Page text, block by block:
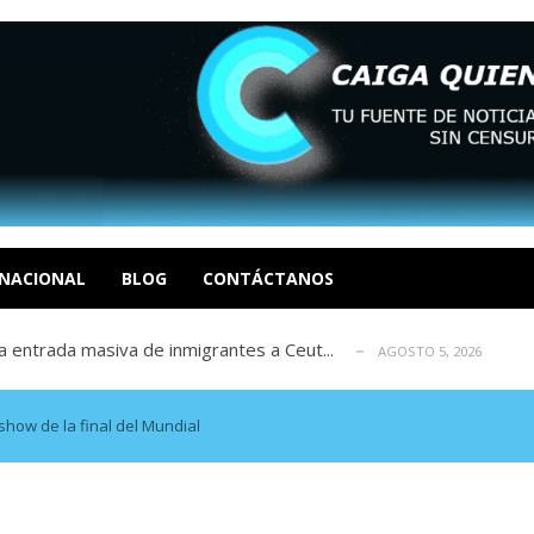
BLOG CONTÁCTANOS
I por la libertad inmediata de l... AGOSTO 5, 2026
revisión de su solicitud de l... AGOSTO 5, 2026
según ONG AGOSTO 5, 2026
entrada masiva de inmigrantes a Ceut...
La tragedia de Venezuela no admi... AGOSTO 5, 2026
I por la libertad inmediata de l... AGOSTO 5, 2026
revisión de su solicitud de l...
según ONG AGOSTO 5, 2026
masiva de inmigrantes a Ceut...
de la final del Mundial